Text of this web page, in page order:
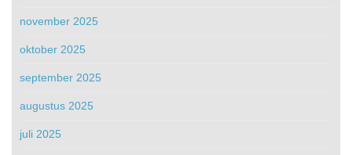
november 2025
oktober 2025
september 2025
augustus 2025
juli 2025